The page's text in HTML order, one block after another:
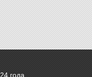
года.